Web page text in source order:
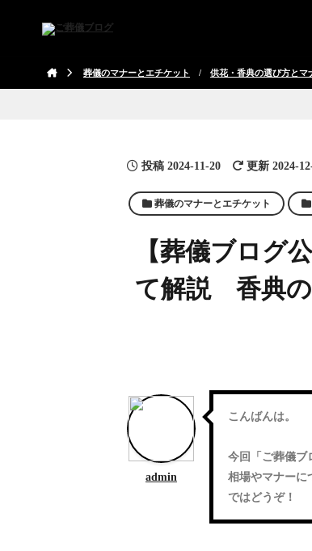
葬儀のマナーとエチケット / 供花・香典の選び方とマ
投稿 2024-11-20 更新 2024-
葬儀のマナーとエチケット
【葬儀ブログ
て解説 香典の
admin
こんばんは。
今回「 ご葬儀ブ
相場やマナー
ではどうぞ！